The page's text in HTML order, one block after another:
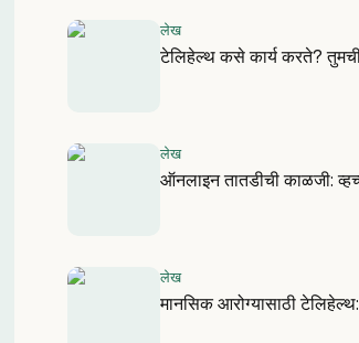
लेख
टेलिहेल्थ कसे कार्य करते?
लेख
ऑनलाइन तातडीची काळजी:
लेख
मानसिक आरोग्यासाठी